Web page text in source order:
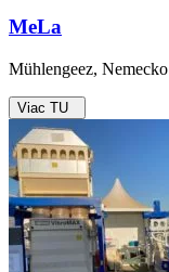
MeLa
Mühlengeez, Nemecko
Viac TU